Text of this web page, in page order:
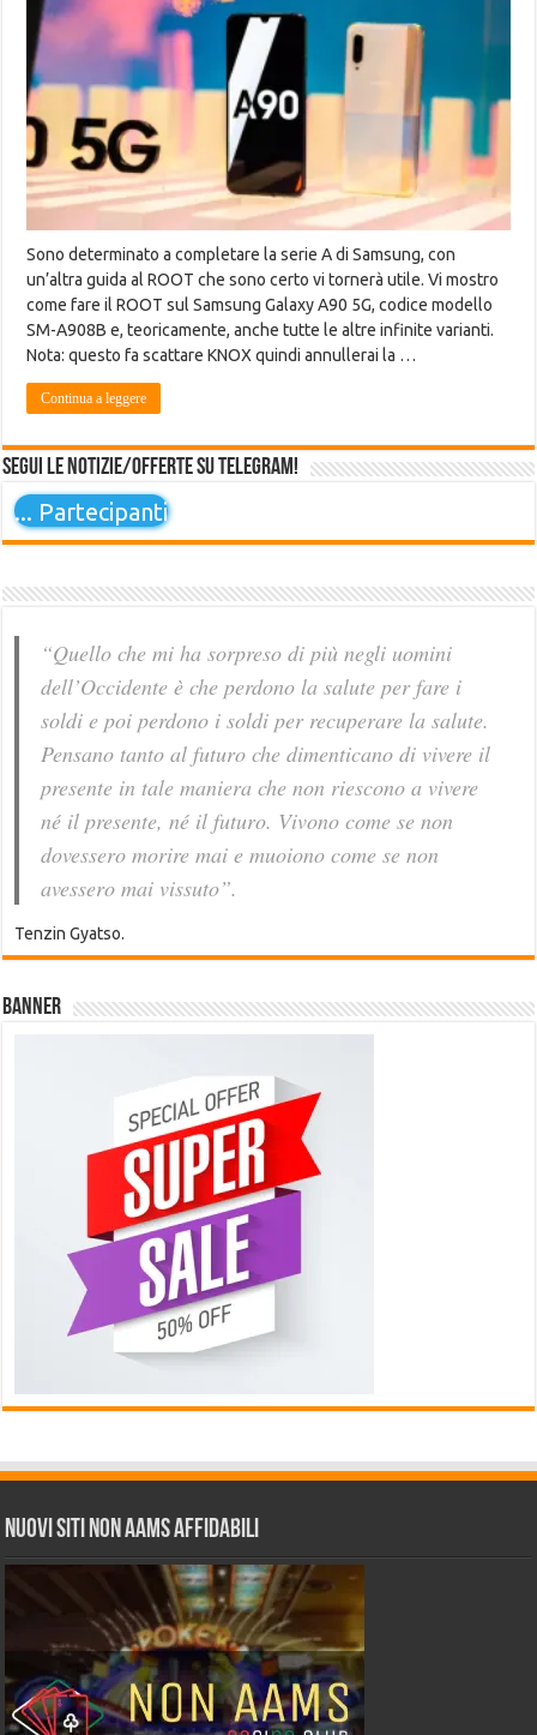
Sono determinato a completare la serie A di Samsung, con
un’altra guida al ROOT che sono certo vi tornerà utile. Vi mostro
come fare il ROOT sul Samsung Galaxy A90 5G, codice modello
SM-A908B e, teoricamente, anche tutte le altre infinite varianti.
Nota: questo fa scattare KNOX quindi annullerai la …
Continua a leggere
Segui le notizie/offerte su Telegram!
... Partecipanti
“Quello che mi ha sorpreso di più negli uomini
dell’Occidente è che perdono la salute per fare i
soldi e poi perdono i soldi per recuperare la salute.
Pensano tanto al futuro che dimenticano di vivere il
presente in tale maniera che non riescono a vivere
né il presente, né il futuro. Vivono come se non
dovessero morire mai e muoiono come se non
avessero mai vissuto”.
Tenzin Gyatso.
Banner
Nuovi siti non AAMS affidabili